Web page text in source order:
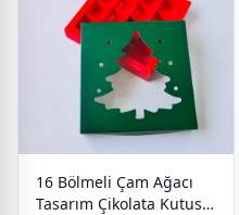
16 Bölmeli Çam Ağacı
Tasarım Çikolata Kutusu